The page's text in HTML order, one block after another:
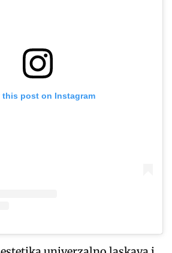
this post on Instagram